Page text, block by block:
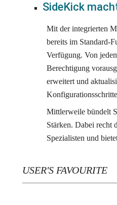
SideKick
Mit der integrierten
bereits im Standard-
Verfügung. Von
Berechtigung
erweitert und
Mittlerweile bündelt
Stärken. Dabei recht
Spezialisten und
USER'S FAVOURITE